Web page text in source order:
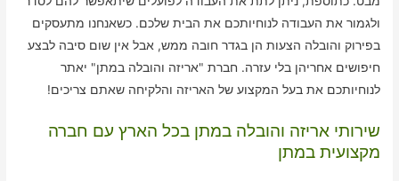
ולגמור את העבודה לנוחיותכם את הבית שלכם. כשאנחנו מתעסקים
בפירוק והובלה הצעות הן בגדר חובה ממש, אבל אין שום סיבה לבצע
חיפושים אחריהן בלי עזרה. חברת "אריזה והובלה במתן" יאתר
לנוחיותכם את בעל המקצוע של האריזה והלקיחה שאתם צריכים!
שירותי אריזה והובלה במתן בכל הארץ עם חברה
מקצועית במתן